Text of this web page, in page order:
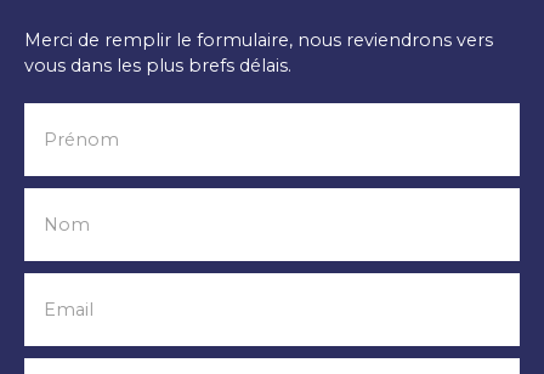
Merci de remplir le formulaire, nous reviendrons vers
vous dans les plus brefs délais.
Prénom
Nom
Email